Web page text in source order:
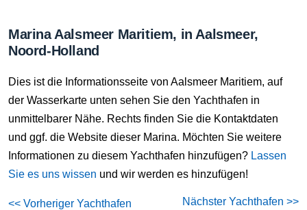
Marina Aalsmeer Maritiem, in Aalsmeer,
Noord-Holland
Dies ist die Informationsseite von Aalsmeer Maritiem, auf
der Wasserkarte unten sehen Sie den Yachthafen in
unmittelbarer Nähe. Rechts finden Sie die Kontaktdaten
und ggf. die Website dieser Marina. Möchten Sie weitere
Informationen zu diesem Yachthafen hinzufügen? Lassen
Sie es uns wissen und wir werden es hinzufügen!
<< Vorheriger Yachthafen Nächster Yachthafen >>